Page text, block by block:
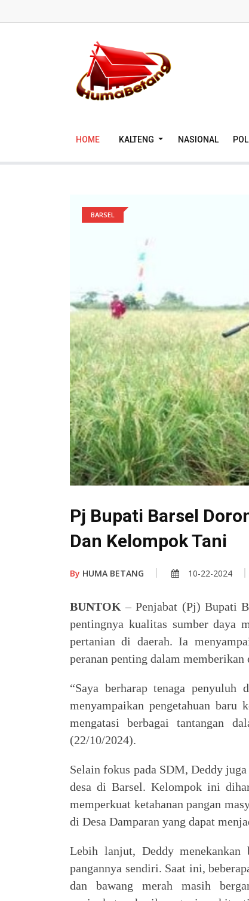
HOME KALTENG NASIONAL
BARSEL
Pj Bupati Barsel
Dan Kelompok Tani
By HUMA BETANG 10-22-2024
BUNTOK – Penjabat (Pj) Bupati
pentingnya kualitas sumber daya
pertanian di daerah. Ia
peranan penting dalam
“Saya berharap tenaga penyuluh
menyampaikan pengetahuan baru
mengatasi berbagai tantangan
(22/10/2024).
Selain fokus pada SDM, Deddy
desa di Barsel. Kelompok ini
memperkuat ketahanan pangan
di Desa Damparan yang dapat
Lebih lanjut, Deddy menekankan
pangannya sendiri. Saat ini,
dan bawang merah masih